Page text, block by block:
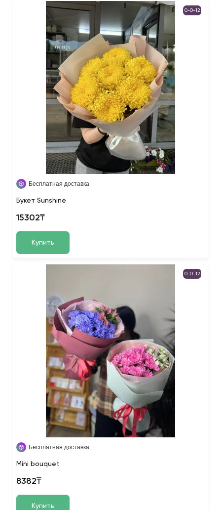
0-0-12
Бесплатная доставка
Букет Sunshine
15302₸
Купить
0-0-12
Бесплатная доставка
Mini bouquet
8382₸
Купить